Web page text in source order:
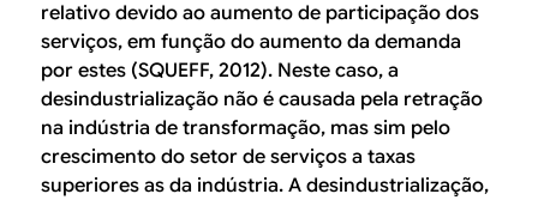
relativo devido ao aumento de participação dos
serviços, em função do aumento da demanda
por estes (SQUEFF, 2012). Neste caso, a
desindustrialização não é causada pela retração
na indústria de transformação, mas sim pelo
crescimento do setor de serviços a taxas
superiores as da indústria. A desindustrialização,